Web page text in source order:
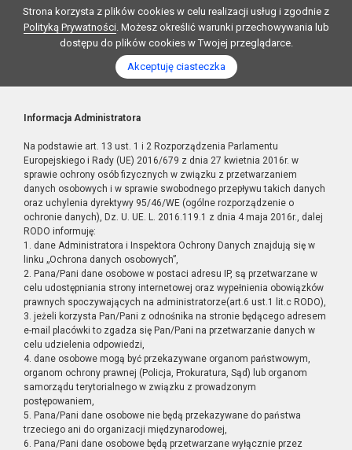
Strona korzysta z plików cookies w celu realizacji usług i zgodnie z
Polityką Prywatności. Możesz określić warunki przechowywania lub
dostępu do plików cookies w Twojej przeglądarce.
Akceptuję ciasteczka
Informacja Administratora
Na podstawie art. 13 ust. 1 i 2 Rozporządzenia Parlamentu
Europejskiego i Rady (UE) 2016/679 z dnia 27 kwietnia 2016r. w
sprawie ochrony osób fizycznych w związku z przetwarzaniem
danych osobowych i w sprawie swobodnego przepływu takich danych
oraz uchylenia dyrektywy 95/46/WE (ogólne rozporządzenie o
ochronie danych), Dz. U. UE. L. 2016.119.1 z dnia 4 maja 2016r., dalej
RODO informuję:
1. dane Administratora i Inspektora Ochrony Danych znajdują się w
linku „Ochrona danych osobowych”,
2. Pana/Pani dane osobowe w postaci adresu IP, są przetwarzane w
celu udostępniania strony internetowej oraz wypełnienia obowiązków
prawnych spoczywających na administratorze(art.6 ust.1 lit.c RODO),
3. jeżeli korzysta Pan/Pani z odnośnika na stronie będącego adresem
e-mail placówki to zgadza się Pan/Pani na przetwarzanie danych w
celu udzielenia odpowiedzi,
4. dane osobowe mogą być przekazywane organom państwowym,
organom ochrony prawnej (Policja, Prokuratura, Sąd) lub organom
samorządu terytorialnego w związku z prowadzonym
postępowaniem,
5. Pana/Pani dane osobowe nie będą przekazywane do państwa
trzeciego ani do organizacji międzynarodowej,
6. Pana/Pani dane osobowe będą przetwarzane wyłącznie przez